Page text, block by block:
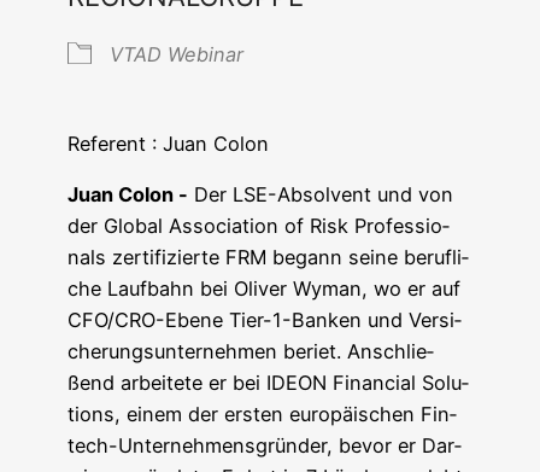
VTAD Web­i­nar
Refe­rent : Juan Colon
Juan Colon - Der LSE-Absol­vent und von
der Glo­bal Asso­cia­ti­on of Risk Pro­fes­sio­
nals zer­ti­fi­zier­te FRM begann sei­ne beruf­li­
che Lauf­bahn bei Oli­ver Wyman, wo er auf
CFO/CRO-Ebe­ne Tier-1-Ban­ken und Ver­si­
che­rungs­un­ter­neh­men beriet. Anschlie­
ßend arbei­te­te er bei IDEON Finan­cial Solu­
ti­ons, einem der ers­ten euro­päi­schen Fin­
tech-Unter­neh­mens­grün­der, bevor er Dar­